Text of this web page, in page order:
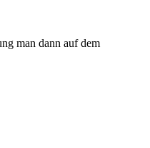
man dann auf dem